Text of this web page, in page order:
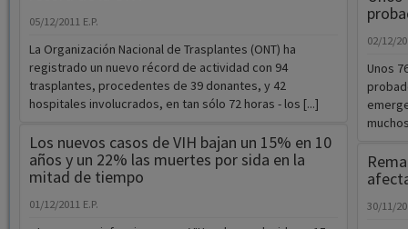
trasplantes, procedentes de 39 donantes, y 42
Los nuevos casos de VIH bajan un 15% en 10
años y un 22% las muertes por sida en la
mitad de tiempo
01/12/2011E.P.
Las nuevas infecciones por VIH se han reducido un 15
por ciento en la última década y han descendido en un
22 por ciento las muertes relacionadas con el sida en [...]
en